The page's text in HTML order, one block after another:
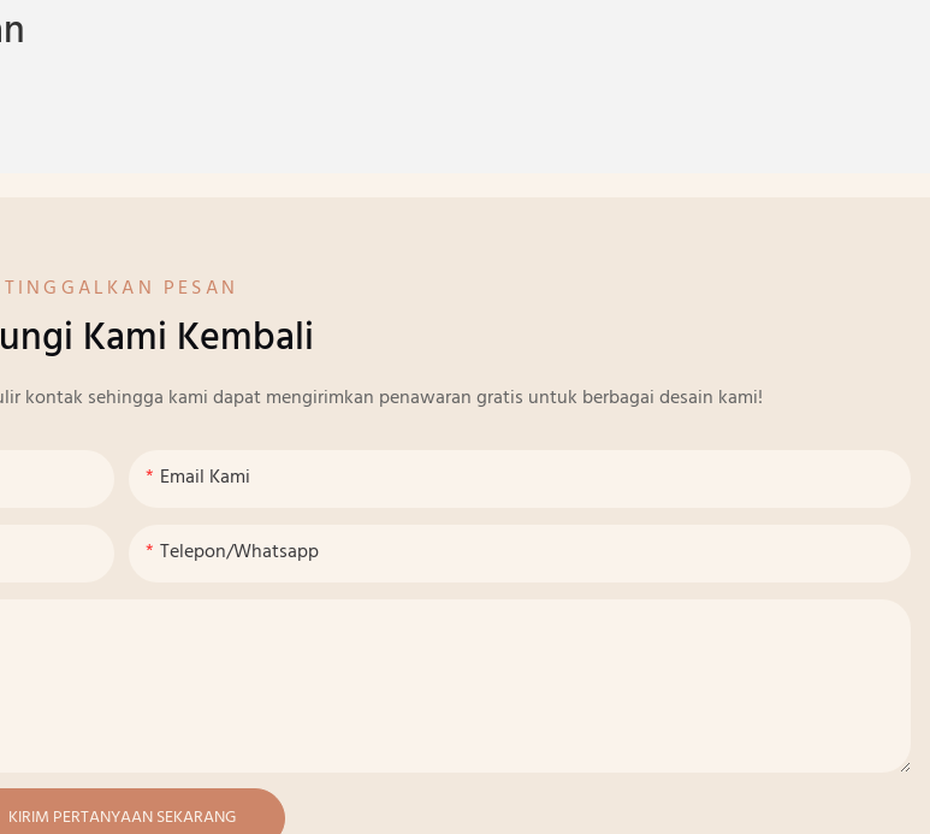
TINGGALKAN PESAN
Kami Kembali
kontak sehingga kami dapat mengirimkan penawaran gratis untuk berbagai desain kami!
Email Kami
Telepon/whatsapp
KIRIM PERTANYAAN SEKARANG